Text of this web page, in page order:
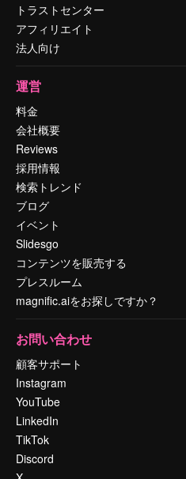
トラストセンター
アフィリエイト
法人向け
運営
料金
会社概要
Reviews
採用情報
検索トレンド
ブログ
イベント
Slidesgo
コンテンツを販売する
プレスルーム
magnific.aiをお探しですか？
お問い合わせ
顧客サポート
Instagram
YouTube
LinkedIn
TikTok
Discord